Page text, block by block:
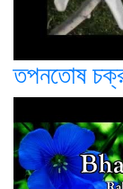
তপনতোষ